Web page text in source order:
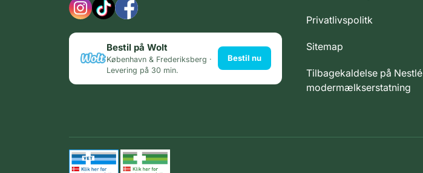
Bestil på Wolt
København & Frederiksberg ·
Levering på 30 min.
Bestil nu
Privatlivspolitk
Sitemap
Tilbagekaldelse på Nestlé
modermælkserstatning